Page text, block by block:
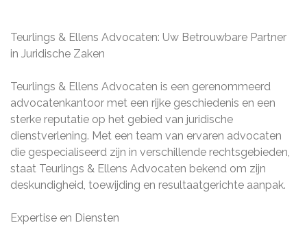
Teurlings & Ellens Advocaten: Uw Betrouwbare Partner
in Juridische Zaken
Teurlings & Ellens Advocaten is een gerenommeerd
advocatenkantoor met een rijke geschiedenis en een
sterke reputatie op het gebied van juridische
dienstverlening. Met een team van ervaren advocaten
die gespecialiseerd zijn in verschillende rechtsgebieden,
staat Teurlings & Ellens Advocaten bekend om zijn
deskundigheid, toewijding en resultaatgerichte aanpak.
Expertise en Diensten